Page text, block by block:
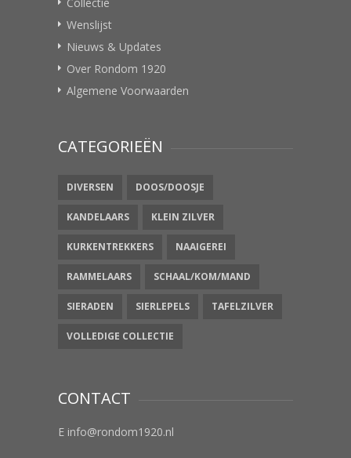
Wenslijst
Nieuws & Updates
Over Rondom 1920
Algemene Voorwaarden
CATEGORIEËN
DIVERSEN DOOS/DOOSJE
KANDELAARS KLEIN ZILVER
KURKENTREKKERS NAAIGEREI
RAMMELAARS SCHAAL/KOM/MAND
SIERADEN SIERLEPELS TAFELZILVER
VOLLEDIGE COLLECTIE
CONTACT
E info@rondom1920.nl